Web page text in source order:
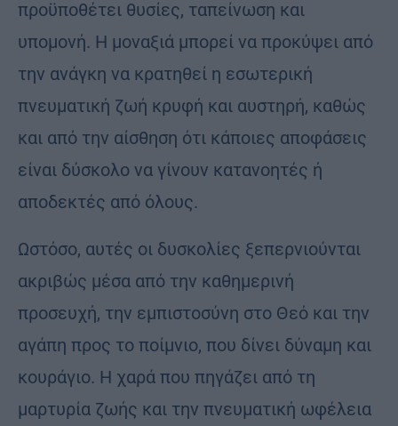
προϋποθέτει θυσίες, ταπείνωση και
υπομονή. Η μοναξιά μπορεί να προκύψει από
την ανάγκη να κρατηθεί η εσωτερική
πνευματική ζωή κρυφή και αυστηρή, καθώς
και από την αίσθηση ότι κάποιες αποφάσεις
είναι δύσκολο να γίνουν κατανοητές ή
αποδεκτές από όλους.
Ωστόσο, αυτές οι δυσκολίες ξεπερνιούνται
ακριβώς μέσα από την καθημερινή
προσευχή, την εμπιστοσύνη στο Θεό και την
αγάπη προς το ποίμνιο, που δίνει δύναμη και
κουράγιο. Η χαρά που πηγάζει από τη
μαρτυρία ζωής και την πνευματική ωφέλεια